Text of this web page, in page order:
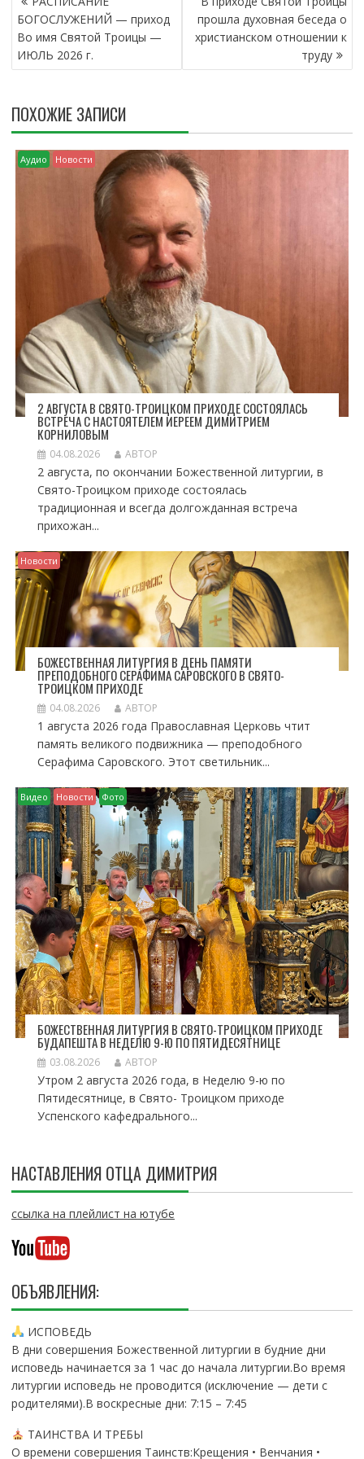
А
В
И
Г
Ц
И
Я
П
О
С
БОГОСЛУЖЕНИЙ — приход
Во имя Святой Троицы —
ИЮЛЬ 2026 г.
прошла духовная беседа о
христианском отношении к
труду
ПОХОЖИЕ ЗАПИСИ
Аудио Новости
2 АВГУСТА В СВЯТО-ТРОИЦКОМ ПРИХОДЕ СОСТОЯЛАСЬ
ВСТРЕЧА С НАСТОЯТЕЛЕМ ИЕРЕЕМ ДИМИТРИЕМ
КОРНИЛОВЫМ
04.08.2026 АВТОР
2 августа, по окончании Божественной литургии, в
Свято-Троицком приходе состоялась
традиционная и всегда долгожданная встреча
прихожан...
Новости
БОЖЕСТВЕННАЯ ЛИТУРГИЯ В ДЕНЬ ПАМЯТИ
ПРЕПОДОБНОГО СЕРАФИМА САРОВСКОГО В СВЯТО-
ТРОИЦКОМ ПРИХОДЕ
04.08.2026 АВТОР
1 августа 2026 года Православная Церковь чтит
память великого подвижника — преподобного
Серафима Саровского. Этот светильник...
Видео Новости Фото
БОЖЕСТВЕННАЯ ЛИТУРГИЯ В СВЯТО-ТРОИЦКОМ ПРИХОДЕ
БУДАПЕШТА В НЕДЕЛЮ 9-Ю ПО ПЯТИДЕСЯТНИЦЕ
03.08.2026 АВТОР
Утром 2 августа 2026 года, в Неделю 9-ю по
Пятидесятнице, в Свято- Троицком приходе
Успенского кафедрального...
НАСТАВЛЕНИЯ ОТЦА ДИМИТРИЯ
ссылка на плейлист на ютубе
ОБЪЯВЛЕНИЯ:
ИСПОВЕДЬ
В дни совершения Божественной литургии в будние дни
исповедь начинается за 1 час до начала литургии.Во время
литургии исповедь не проводится (исключение — дети с
родителями).В воскресные дни: 7:15 – 7:45
ТАИНСТВА И ТРЕБЫ
О времени совершения Таинств:Крещения • Венчания •